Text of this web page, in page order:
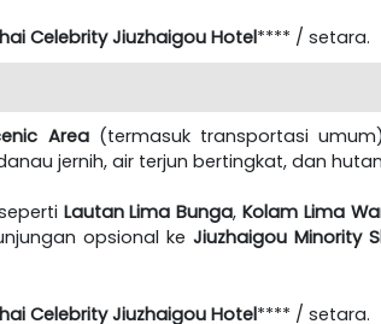
Celebrity Jiuzhaigou Hotel**** / setara.
Area(termasuk transportasi
jernih, air terjun bertingkat, dan
Lautan Lima Bunga,Kolam Lima
opsional ke Jiuzhaigou Minority
CelebrityJiuzhaigou Hotel**** / setara.